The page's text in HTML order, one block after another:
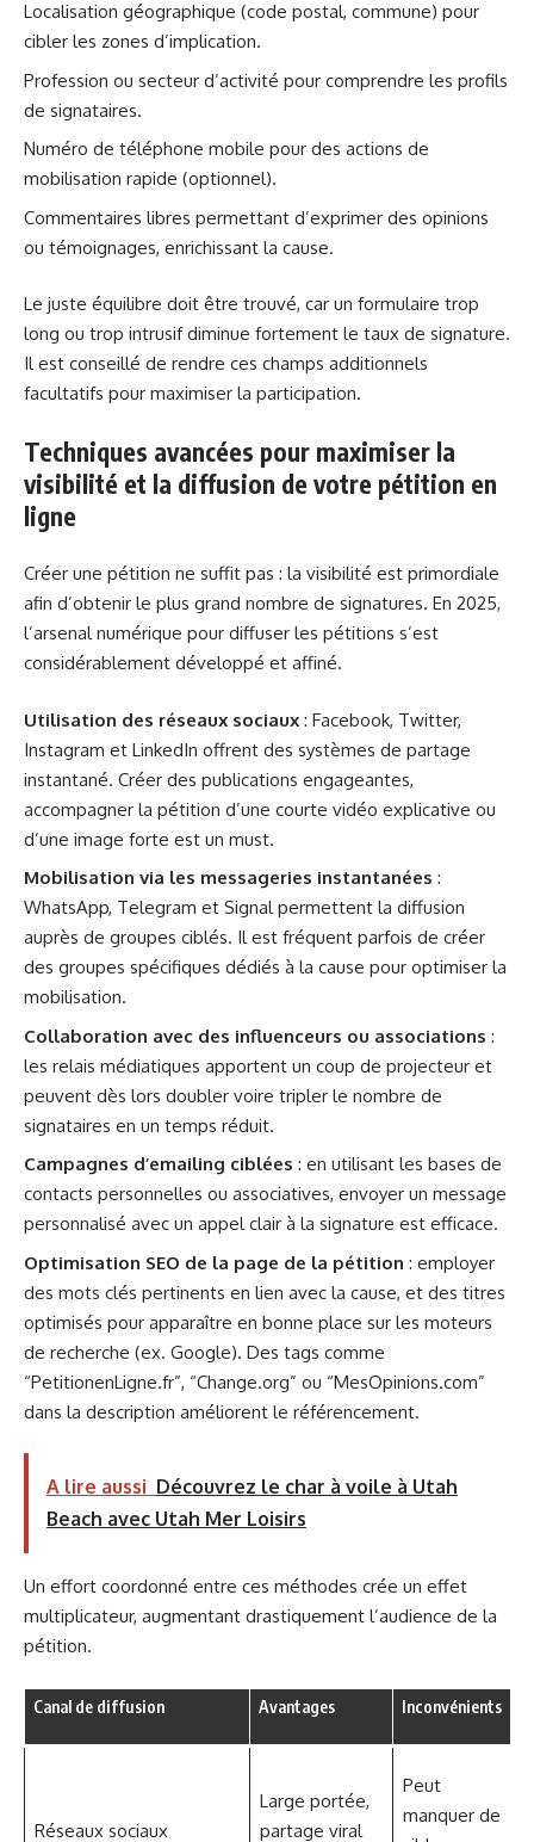
Localisation géographique (code postal, commune) pour
cibler les zones d’implication.
Profession ou secteur d’activité pour comprendre les profils
de signataires.
Numéro de téléphone mobile pour des actions de
mobilisation rapide (optionnel).
Commentaires libres permettant d’exprimer des opinions
ou témoignages, enrichissant la cause.
Le juste équilibre doit être trouvé, car un formulaire trop
long ou trop intrusif diminue fortement le taux de signature.
Il est conseillé de rendre ces champs additionnels
facultatifs pour maximiser la participation.
Techniques avancées pour maximiser la
visibilité et la diffusion de votre pétition en
ligne
Créer une pétition ne suffit pas : la visibilité est primordiale
afin d’obtenir le plus grand nombre de signatures. En 2025,
l’arsenal numérique pour diffuser les pétitions s’est
considérablement développé et affiné.
Utilisation des réseaux sociaux : Facebook, Twitter,
Instagram et LinkedIn offrent des systèmes de partage
instantané. Créer des publications engageantes,
accompagner la pétition d’une courte vidéo explicative ou
d’une image forte est un must.
Mobilisation via les messageries instantanées :
WhatsApp, Telegram et Signal permettent la diffusion
auprès de groupes ciblés. Il est fréquent parfois de créer
des groupes spécifiques dédiés à la cause pour optimiser la
mobilisation.
Collaboration avec des influenceurs ou associations :
les relais médiatiques apportent un coup de projecteur et
peuvent dès lors doubler voire tripler le nombre de
signataires en un temps réduit.
Campagnes d’emailing ciblées : en utilisant les bases de
contacts personnelles ou associatives, envoyer un message
personnalisé avec un appel clair à la signature est efficace.
Optimisation SEO de la page de la pétition : employer
des mots clés pertinents en lien avec la cause, et des titres
optimisés pour apparaître en bonne place sur les moteurs
de recherche (ex. Google). Des tags comme
“PetitionenLigne.fr”, “Change.org” ou “MesOpinions.com”
dans la description améliorent le référencement.
A lire aussi Découvrez le char à voile à Utah
Beach avec Utah Mer Loisirs
Un effort coordonné entre ces méthodes crée un effet
multiplicateur, augmentant drastiquement l’audience de la
pétition.
Canal de diffusion Avantages Inconvénients
Réseaux sociaux
Large portée,
partage viral
Peut
manquer de